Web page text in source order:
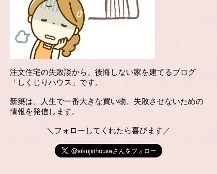
注文住宅の失敗談から、後悔しない家を建てるブログ
「しくじりハウス」です。
新築は、人生で一番大きな買い物。失敗させないための
情報を発信します。
＼フォローしてくれたら喜びます／